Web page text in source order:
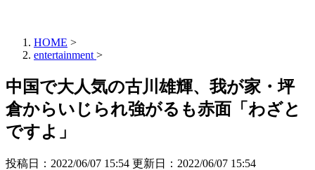
HOME >
entertainment >
中国で大人気の古川雄輝、我が家・坪
倉からいじられ強がるも赤面「わざと
ですよ」
投稿日：2022/06/07 15:54 更新日： 2022/06/07 15:54